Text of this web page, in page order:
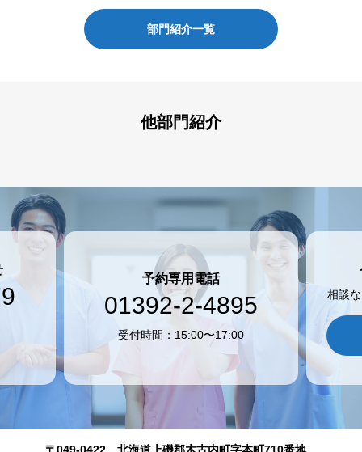
部門紹介一覧
他部門紹介
予約専用電話
01392-2-4895
受付時間：15:00〜17:00
相談
〒049-0422 北海道上磯郡木古内町字本町710番地